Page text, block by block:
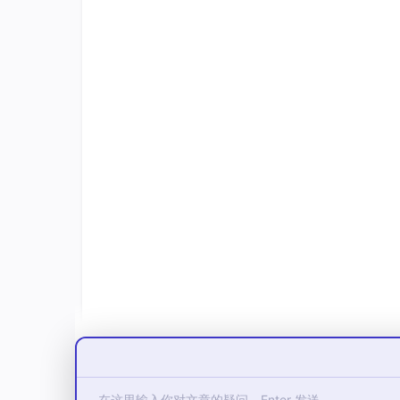
© 透明度报告：闭源模型的商业运营主体应每
(d) 审计权利：PODL 数据贡献者社区或经授
据使用声明的准确性进行审计。审计费用由社